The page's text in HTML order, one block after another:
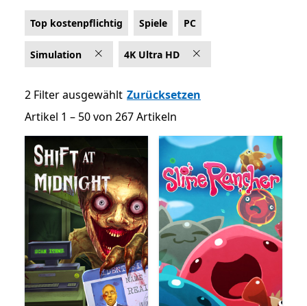
Top kostenpflichtig Spiele PC
Simulation 4K Ultra HD
2 Filter ausgewählt Zurücksetzen
Artikel 1 – 50 von 267 Artikeln
Artikel 1 – 50 von 267 Artikeln